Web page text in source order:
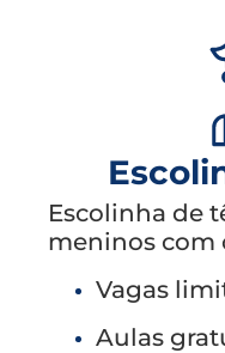
Escolinha de
meninos com
Vagas
Aulas